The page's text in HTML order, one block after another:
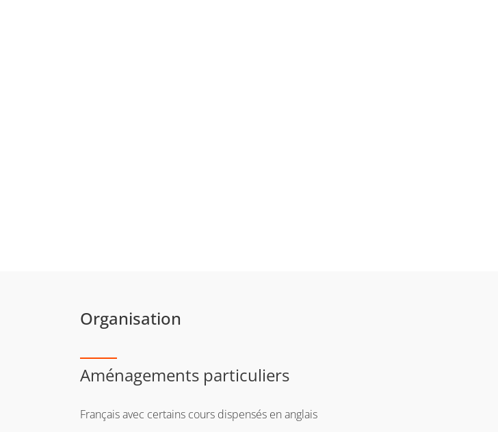
Organisation
Aménagements particuliers
Français avec certains cours dispensés en anglais